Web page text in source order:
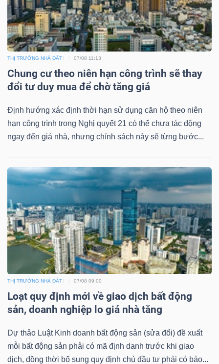
THỊ TRƯỜNG NHÀ ĐẤT 07/08 11:13
Chung cư theo niên hạn công trình sẽ thay
đổi tư duy mua để chờ tăng giá
Định hướng xác định thời hạn sử dụng căn hộ theo niên
hạn công trình trong Nghị quyết 21 có thể chưa tác động
ngay đến giá nhà, nhưng chính sách này sẽ từng bước...
THỊ TRƯỜNG NHÀ ĐẤT 07/08 09:00
Loạt quy định mới về giao dịch bất động
sản, doanh nghiệp lo giá nhà tăng
Dự thảo Luật Kinh doanh bất động sản (sửa đổi) đề xuất
mỗi bất động sản phải có mã định danh trước khi giao
dịch, đồng thời bổ sung quy định chủ đầu tư phải có bảo...
BẤT
ĐỘNG
SẢN
Mã
chứng
(-)
Tất cả Cổ phiếu Chỉ số Chứng chỉ quỹ Chứng
Lãnh
đạo
Tất cả Người nội bộ Người liên quan Cổ đông lớn
Tin
Bài
viết
của
tác
giả